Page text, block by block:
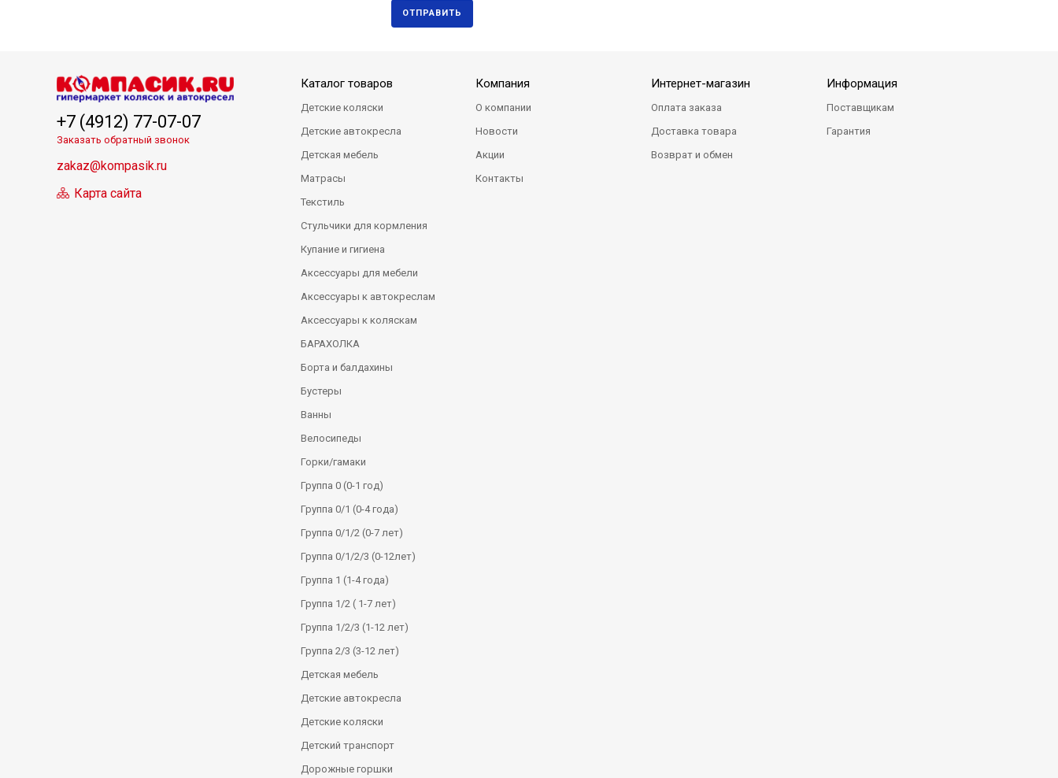
ОТПРАВИТЬ
+7 (4912) 77-07-07
Заказать обратный звонок
zakaz@kompasik.ru
Карта сайта
Каталог товаров
Детские коляски
Детские автокресла
Детская мебель
Матрасы
Текстиль
Стульчики для кормления
Купание и гигиена
Аксессуары для мебели
Аксессуары к автокреслам
Аксессуары к коляскам
БАРАХОЛКА
Борта и балдахины
Бустеры
Ванны
Велосипеды
Горки/гамаки
Группа 0 (0-1 год)
Группа 0/1 (0-4 года)
Группа 0/1/2 (0-7 лет)
Группа 0/1/2/3 (0-12лет)
Группа 1 (1-4 года)
Группа 1/2 ( 1-7 лет)
Группа 1/2/3 (1-12 лет)
Группа 2/3 (3-12 лет)
Детская мебель
Детские автокресла
Детские коляски
Детский транспорт
Дорожные горшки
Компания
О компании
Новости
Акции
Контакты
Интернет-магазин
Оплата заказа
Доставка товара
Возврат и обмен
Информация
Поставщикам
Гарантия